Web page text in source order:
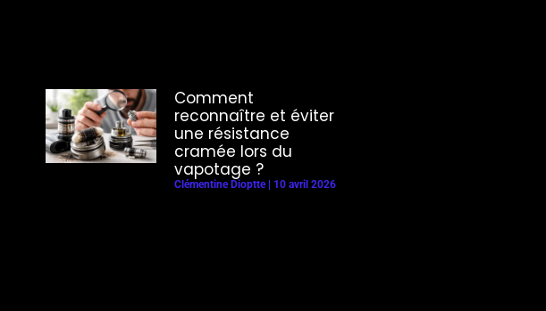
Comment
reconnaître et éviter
une résistance
cramée lors du
vapotage ?
Clémentine Dioptte 10 avril 2026